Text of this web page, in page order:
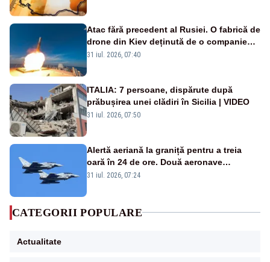
Atac fără precedent al Rusiei. O fabrică de
drone din Kiev deținută de o companie
americană, distrusă de o rachetă
31 iul. 2026, 07:40
ITALIA: 7 persoane, dispărute după
prăbușirea unei clădiri în Sicilia | VIDEO
31 iul. 2026, 07:50
Alertă aeriană la graniță pentru a treia
oară în 24 de ore. Două aeronave
Eurofighter britanice au fost ridicate de la
31 iul. 2026, 07:24
CATEGORII POPULARE
Actualitate